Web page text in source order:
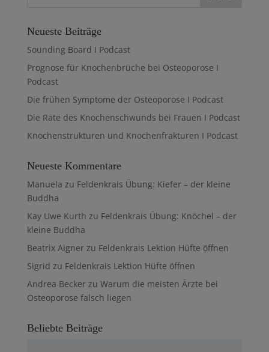
Neueste Beiträge
Sounding Board I Podcast
Prognose für Knochenbrüche bei Osteoporose I
Podcast
Die frühen Symptome der Osteoporose I Podcast
Die Rate des Knochenschwunds bei Frauen I Podcast
Knochenstrukturen und Knochenfrakturen I Podcast
Neueste Kommentare
Manuela zu Feldenkrais Übung: Kiefer – der kleine
Buddha
Kay Uwe Kurth zu Feldenkrais Übung: Knöchel – der
kleine Buddha
Beatrix Aignerzu Feldenkrais Lektion Hüfte öffnen
Sigrid zu Feldenkrais Lektion Hüfte öffnen
Andrea Beckerzu Warum die meisten Ärzte bei
Osteoporose falsch liegen
Beliebte Beiträge